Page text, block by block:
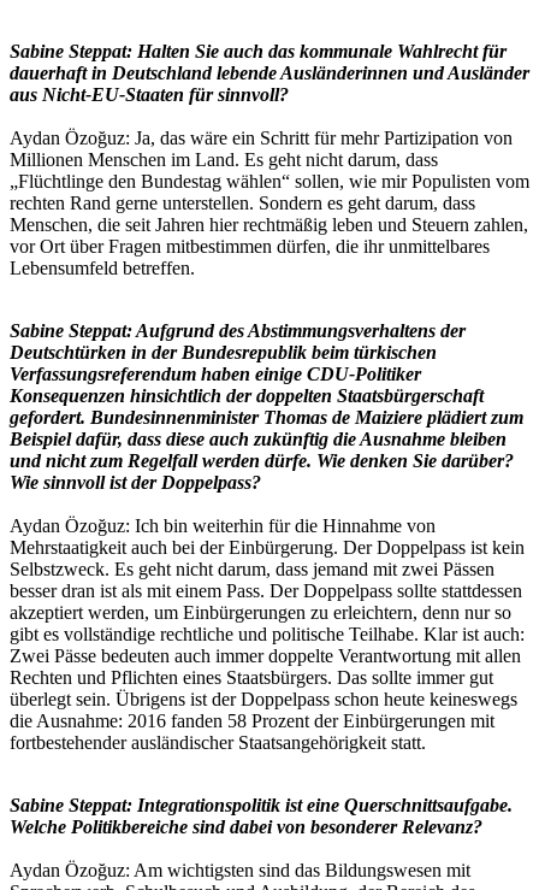
Sabine Steppat: Halten Sie auch das kommunale Wahlrecht für
dauerhaft in Deutschland lebende Ausländerinnen und Ausländer
aus Nicht-EU-Staaten für sinnvoll?
Aydan Özoğuz: Ja, das wäre ein Schritt für mehr Partizipation von
Millionen Menschen im Land. Es geht nicht darum, dass
„Flüchtlinge den Bundestag wählen“ sollen, wie mir Populisten vom
rechten Rand gerne unterstellen. Sondern es geht darum, dass
Menschen, die seit Jahren hier rechtmäßig leben und Steuern zahlen,
vor Ort über Fragen mitbestimmen dürfen, die ihr unmittelbares
Lebensumfeld betreffen.
Sabine Steppat: Aufgrund des Abstimmungsverhaltens der
Deutschtürken in der Bundesrepublik beim türkischen
Verfassungsreferendum haben einige CDU-Politiker
Konsequenzen hinsichtlich der doppelten Staatsbürgerschaft
gefordert. Bundesinnenminister Thomas de Maiziere plädiert zum
Beispiel dafür, dass diese auch zukünftig die Ausnahme bleiben
und nicht zum Regelfall werden dürfe. Wie denken Sie darüber?
Wie sinnvoll ist der Doppelpass?
Aydan Özoğuz: Ich bin weiterhin für die Hinnahme von
Mehrstaatigkeit auch bei der Einbürgerung. Der Doppelpass ist kein
Selbstzweck. Es geht nicht darum, dass jemand mit zwei Pässen
besser dran ist als mit einem Pass. Der Doppelpass sollte stattdessen
akzeptiert werden, um Einbürgerungen zu erleichtern, denn nur so
gibt es vollständige rechtliche und politische Teilhabe. Klar ist auch:
Zwei Pässe bedeuten auch immer doppelte Verantwortung mit allen
Rechten und Pflichten eines Staatsbürgers. Das sollte immer gut
überlegt sein. Übrigens ist der Doppelpass schon heute keineswegs
die Ausnahme: 2016 fanden 58 Prozent der Einbürgerungen mit
fortbestehender ausländischer Staatsangehörigkeit statt.
Sabine Steppat: Integrationspolitik ist eine Querschnittsaufgabe.
Welche Politikbereiche sind dabei von besonderer Relevanz?
Aydan Özoğuz: Am wichtigsten sind das Bildungswesen mit